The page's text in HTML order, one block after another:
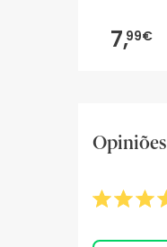
7,99€
Opiniões